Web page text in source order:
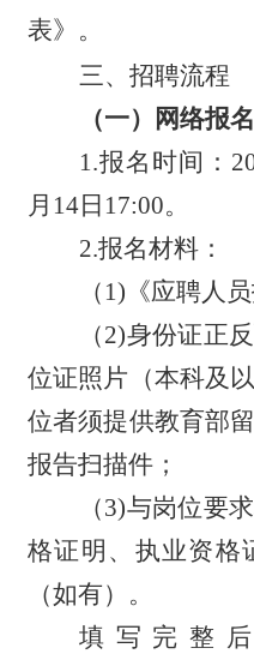
表》。
三、 招聘流程
（一）网络报名
1.报名时间：
月14日17:00。
2.报名材料：
（ 1)《应聘人
（2)身份证正
位证照片（本科及
位者须提供教育部
报告扫描件；
（3)与岗位要
格证明、执业资格
（如有）。
填写完整